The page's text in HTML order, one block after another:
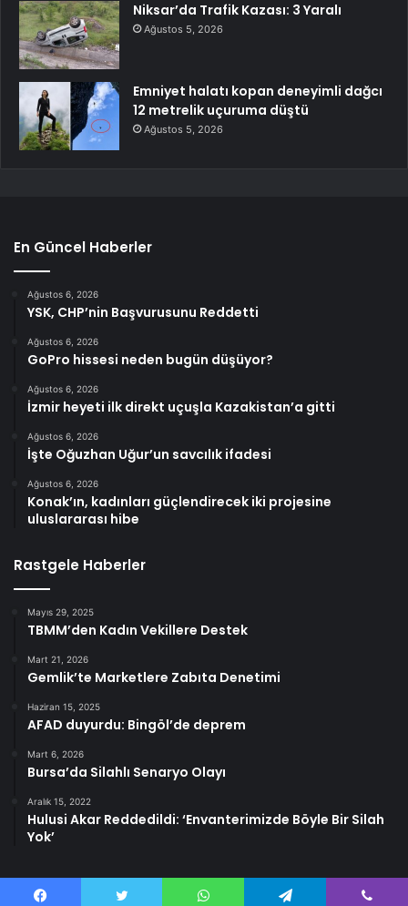
Niksar’da Trafik Kazası: 3 Yaralı
Ağustos 5, 2026
Emniyet halatı kopan deneyimli dağcı
12 metrelik uçuruma düştü
Ağustos 5, 2026
En Güncel Haberler
Ağustos 6, 2026
YSK, CHP’nin Başvurusunu Reddetti
Ağustos 6, 2026
GoPro hissesi neden bugün düşüyor?
Ağustos 6, 2026
İzmir heyeti ilk direkt uçuşla Kazakistan’a gitti
Ağustos 6, 2026
İşte Oğuzhan Uğur’un savcılık ifadesi
Ağustos 6, 2026
Konak’ın, kadınları güçlendirecek iki projesine
uluslararası hibe
Rastgele Haberler
Mayıs 29, 2025
TBMM’den Kadın Vekillere Destek
Mart 21, 2026
Gemlik’te Marketlere Zabıta Denetimi
Haziran 15, 2025
AFAD duyurdu: Bingöl’de deprem
Mart 6, 2026
Bursa’da Silahlı Senaryo Olayı
Aralık 15, 2022
Hulusi Akar Reddedildi: ‘Envanterimizde Böyle Bir Silah
Yok’